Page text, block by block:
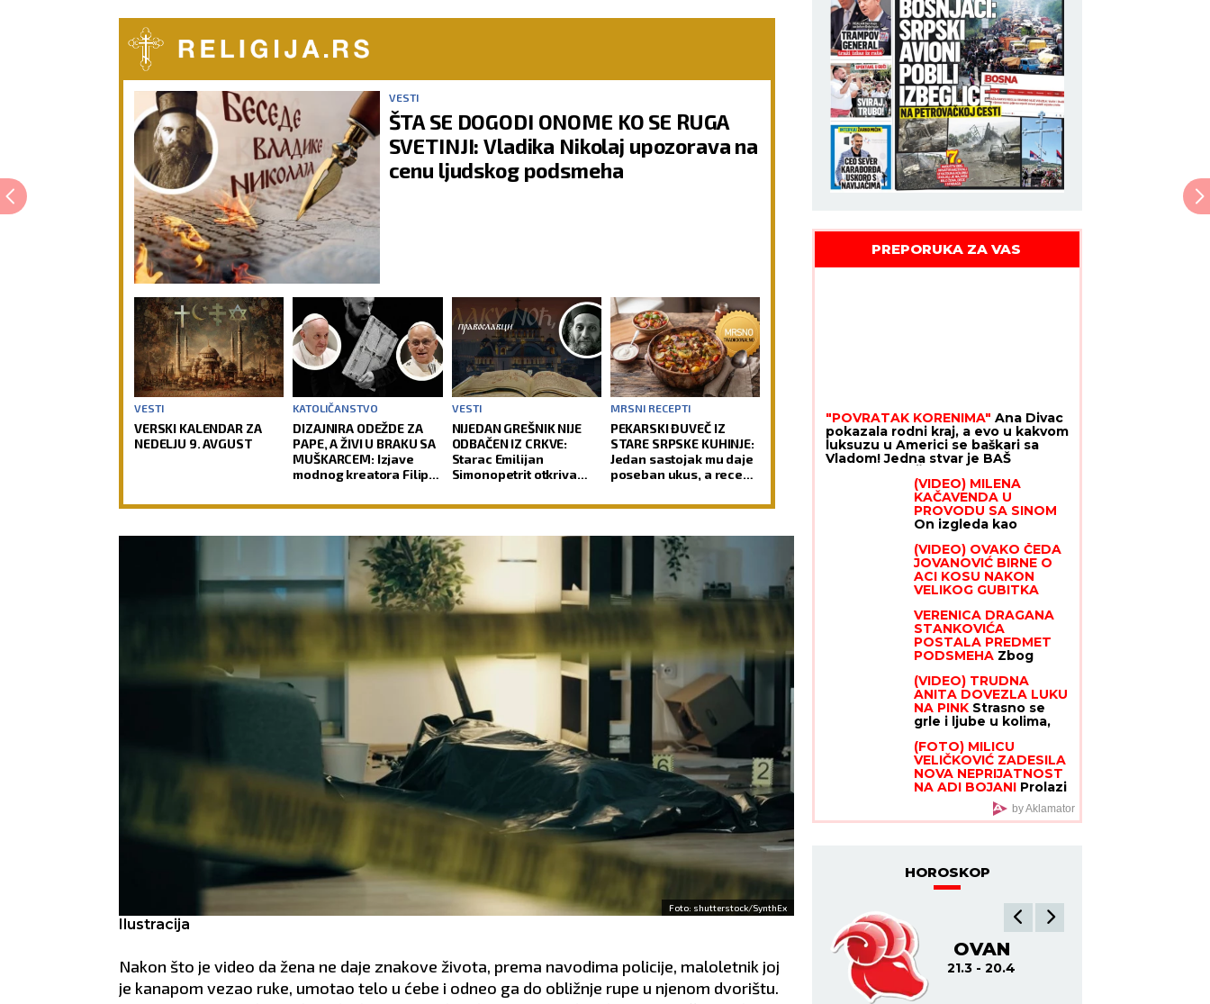
VESTI
ŠTA SE DOGODI ONOME KO SE RUGA
SVETINJI: Vladika Nikolaj upozorava na
cenu ljudskog podsmeha
VESTI
VERSKI KALENDAR ZA
NEDELJU 9. AVGUST
KATOLIČANSTVO
DIZAJNIRA ODEŽDE ZA
PAPE, A ŽIVI U BRAKU SA
MUŠKARCEM: Izjave
modnog kreatora Filipa
neprijatno pitanje za
VESTI
NIJEDAN GREŠNIK NIJE
ODBAČEN IZ CRKVE:
Starac Emilijan
Simonopetrit otkriva
izgubi nadu
MRSNI RECEPTI
PEKARSKI ĐUVEČ IZ
STARE SRPSKE KUHINJE:
Jedan sastojak mu daje
poseban ukus, a recept
što mislite
Foto: shutterstock/SynthEx
Ilustracija
Nakon što je video da žena ne daje znakove života, prema navodima policije, maloletnik joj
je kanapom vezao ruke, umotao telo u ćebe i odneo ga do obližnje rupe u njenom dvorištu.
PREPORUKA ZA VAS
"POVRATAK KORENIMA" Ana Divac
pokazala rodni kraj, a evo u kakvom
luksuzu u Americi se baškari sa
Vladom! Jedna stvar je BAŠ
(VIDEO) MILENA
KAČAVENDA U
PROVODU SA SINOM
On izgleda kao
dugoj haljini sa
kristalima - Napustila
Srbiju, evo kako
provodi vreme po
(VIDEO) OVAKO ČEDA
JOVANOVIĆ BIRNE O
ACI KOSU NAKON
VELIKOG GUBITKA
njegova omiljena jela:
"On živi od ljubavi"
VERENICA DRAGANA
STANKOVIĆA
POSTALA PREDMET
PODSMEHA Zbog
veridbe je urnišu na
mrežama: "Bukvalno
dva dinara"
(VIDEO) TRUDNA
ANITA DOVEZLA LUKU
NA PINK Strasno se
grle i ljube u kolima,
pred porođaj
(FOTO) MILICU
VELIČKOVIĆ ZADESILA
NOVA NEPRIJATNOST
NA ADI BOJANI Prolazi
kroz agoniju, oglasila
se i otkrila šta se
dešava nakon haosa
by Aklamator
HOROSKOP
21.12 - 21.1 21.1 - 19.2 19.2 - 20.3
OVAN
21.3 - 20.4